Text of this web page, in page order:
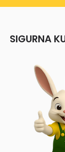
SIGURNA